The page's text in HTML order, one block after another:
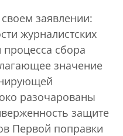
заявлении:
журналистских
процесса сбора
значение
разочарованы
защите
Первой поправки